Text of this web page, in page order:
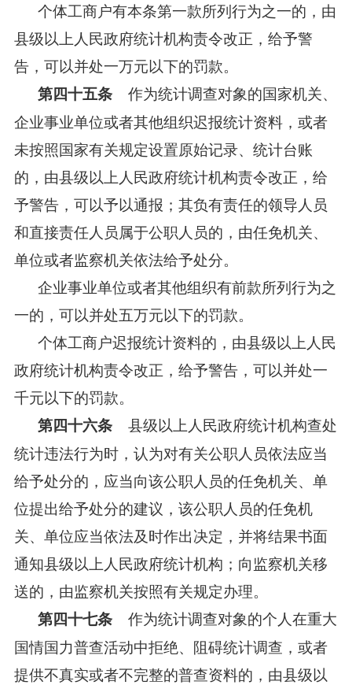
个体工商户有本条第一款所列行为之一的，由
县级以上人民政府统计机构责令改正，给予警
告，可以并处一万元以下的罚款。
第四十五条作为统计调查对象的国家机关、
企业事业单位或者其他组织迟报统计资料，或者
未按照国家有关规定设置原始记录、统计台账
的，由县级以上人民政府统计机构责令改正，给
予警告，可以予以通报；其负有责任的领导人员
和直接责任人员属于公职人员的，由任免机关、
单位或者监察机关依法给予处分。
企业事业单位或者其他组织有前款所列行为之
一的，可以并处五万元以下的罚款。
个体工商户迟报统计资料的，由县级以上人民
政府统计机构责令改正，给予警告，可以并处一
千元以下的罚款。
第四十六条县级以上人民政府统计机构查处
统计违法行为时，认为对有关公职人员依法应当
给予处分的，应当向该公职人员的任免机关、单
位提出给予处分的建议，该公职人员的任免机
关、单位应当依法及时作出决定，并将结果书面
通知县级以上人民政府统计机构；向监察机关移
送的，由监察机关按照有关规定办理。
第四十七条作为统计调查对象的个人在重大
国情国力普查活动中拒绝、阻碍统计调查，或者
提供不真实或者不完整的普查资料的，由县级以